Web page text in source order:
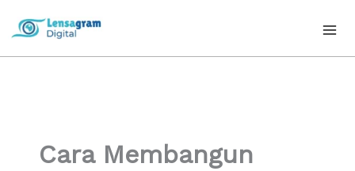
Cara Membangun